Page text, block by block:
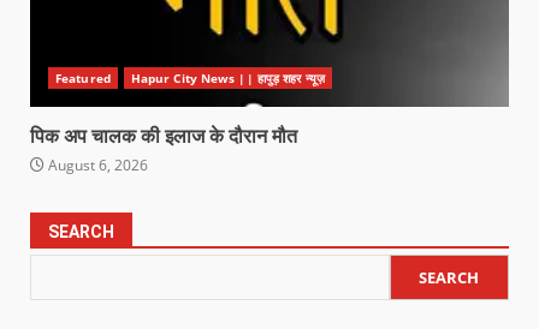
Featured Hapur City News || हापुड़ शहर न्यूज़
पिक अप चालक की इलाज के दौरान मौत
August 6, 2026
SEARCH
SEARCH